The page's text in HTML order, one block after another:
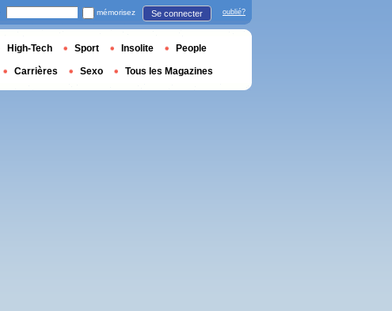
mémorisez Se connecter oublié?
High-Tech Sport Insolite People
Carrières Sexo Tous les Magazines